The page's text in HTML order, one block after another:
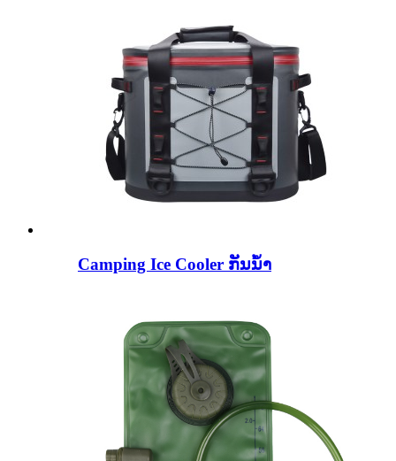
Camping Ice Cooler ກັນນໍ້າ